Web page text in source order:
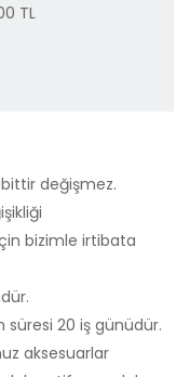
TL
değişmez.
bizimle irtibata
20 iş günüdür.
aksesuarlar